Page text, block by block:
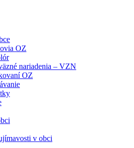
OZ
nariadenia – VZN
OZ
v obci